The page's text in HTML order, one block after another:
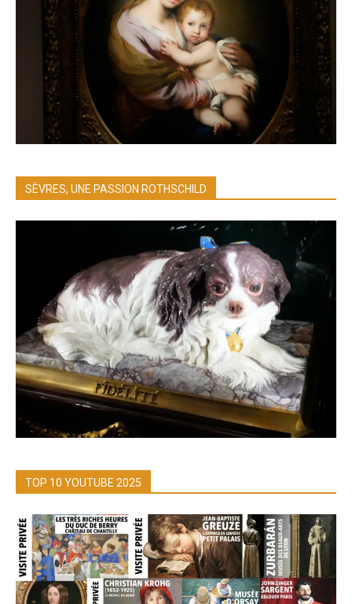
SÈVRES, UNE PASSION ROTHSCHILD
TOP 10 YOUTUBE 2025